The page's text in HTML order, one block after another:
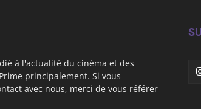
à l'actualité du cinéma et des
principalement. Si vous
avec nous, merci de vous référer